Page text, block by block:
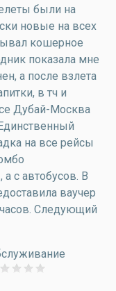
были на
новые на всех
кошерное
показала мне
а после взлета
в тч и
Дубай-Москва
на все рейсы
с автобусов. В
ваучер
Следующий